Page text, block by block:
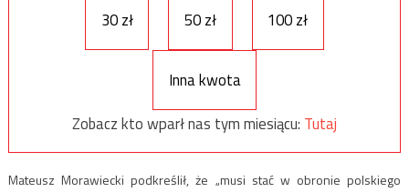
30 zł 50 zł 100 zł
Inna kwota
Zobacz kto wparł nas tym miesiącu: Tutaj
Mateusz Morawiecki podkreślił, że „musi stać w obronie polskiego